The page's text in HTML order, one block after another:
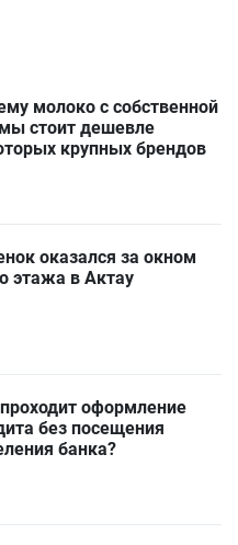
молоко с собственной
стоит дешевле
крупных брендов
оказался за окном
этажа в Актау
оформление
без посещения
банка?